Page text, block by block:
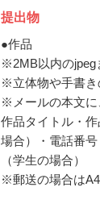
提出物
●作品
※2MB以内のjpeg
※立体物や手書き
※メールの本文に
作品タイトル・
場合）・電話番
（学生の場合）
※郵送の場合は